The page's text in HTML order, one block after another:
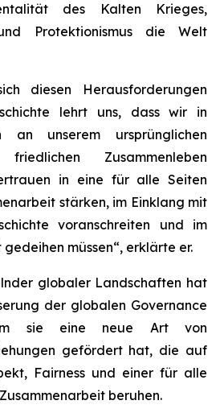
des Kalten Krieges,
Protektionismus die Welt
diesen Herausforderungen
lehrt uns, dass wir in
an unserem ursprünglichen
Zusammenleben
in eine für alle Seiten
stärken, im Einklang mit
voranschreiten und im
müssen“, erklärte er.
globaler Landschaften hat
der globalen Governance
sie eine neue Art von
gefördert hat, die auf
Fairness und einer für alle
beruhen.